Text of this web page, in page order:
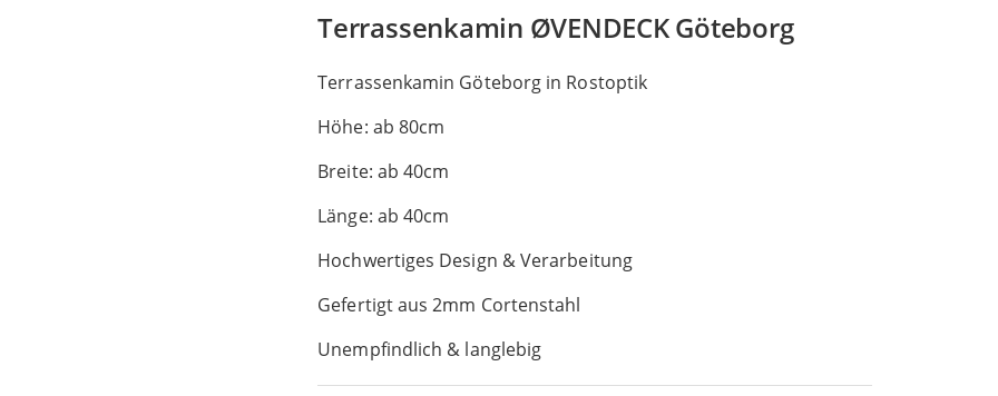
Terrassenkamin ØVENDECK Göteborg
Terrassenkamin Göteborg in Rostoptik
Höhe: ab 80cm
Breite: ab 40cm
Länge: ab 40cm
Hochwertiges Design & Verarbeitung
Gefertigt aus 2mm Cortenstahl
Unempfindlich & langlebig